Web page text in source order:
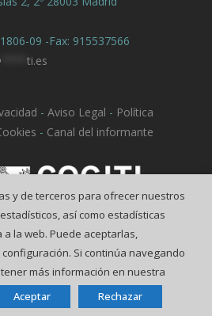
09 -Fax: 915537566
ti.es
- Aviso Legal - Política
- Canal del informante
© COGITI
y de terceros para ofrecer nuestros
así como estadísticas
la web. Puede aceptarlas,
Si continúa navegando
más información en nuestra
Aceptar Rechazar